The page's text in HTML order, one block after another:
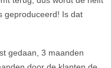
geproduceerd! Is dat
gedaan, 3 maanden